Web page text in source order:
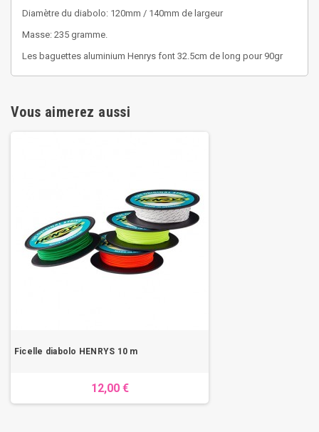
Diamètre du diabolo: 120mm / 140mm de largeur
Masse: 235 gramme.
Les baguettes aluminium Henrys font 32.5cm de long pour 90gr
Vous aimerez aussi
Ficelle diabolo HENRYS 10 m
12,00 €